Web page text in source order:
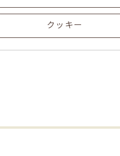
クッキー